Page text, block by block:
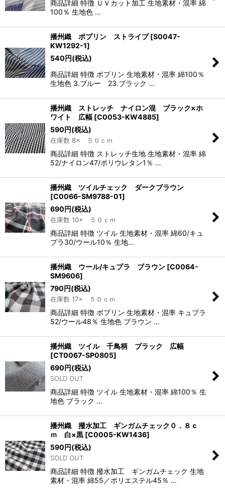
商品詳細 特徴 ＵＶカット加工 生地素材・混率 綿
100％ 生地色 …
播州織 ポプリン ストライプ [S0047-
KW1292-1]
540円(税込)
商品詳細 特徴 ポプリン 生地素材・混率 綿100％
生地色 3.ブルー 23.ブラック …
播州織 ストレッチ ナイロン混 ブラック×ホ
ワイト 広幅 [C0053-KW4885]
590円(税込)
在庫数 8× ５０ｃｍ
商品詳細 特徴 ストレッチ生地 生地素材・混率 綿
52/ナイロン47/ポリウレタン1％ …
播州織 ツイルチェック ダークブラウン
[C0066-SM9788-01]
690円(税込)
在庫数 10× ５０ｃｍ
商品詳細 特徴 ツイル 生地素材・混率 綿60/キュ
プラ30/ウール10％ 生地…
播州織 ウール/キュプラ ブラウン [C0064-
SM9606]
790円(税込)
在庫数 17× ５０ｃｍ
商品詳細 特徴 ポプリン 生地素材・混率 キュプラ
52/ウール48％ 生地色 ブラウン …
播州織 ツイル 千鳥柄 ブラック 広幅
[CT0067-SP0805]
690円(税込)
SOLD OUT
商品詳細 特徴 ツイル 生地素材・混率 綿100％ 生
地色 ブラック …
播州織 撥水加工 ギンガムチェック０．８ｃ
ｍ 白×黒 [C0005-KW1436]
590円(税込)
SOLD OUT
商品詳細 特徴 撥水加工 ギンガムチェック 生地
素材・混率 綿55／ポリエステル45％ …